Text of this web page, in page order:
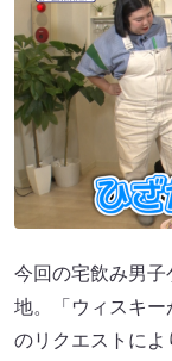
今回の宅飲み男
地。「ウィスキ
のリクエストによ